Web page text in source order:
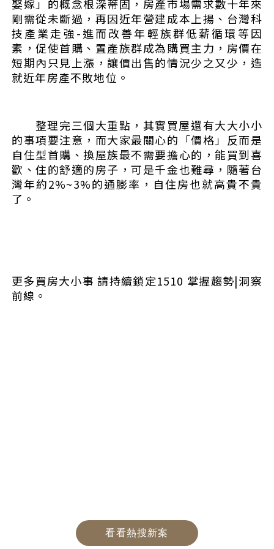
娶嫁」的概念根深蒂固，房產市場需求數十年來
剛需從未斷過，再因近年營建成本上揚、台灣科
技產業走強-進而改善年輕族群低薪循環等因
素，促使首購、置產族群成為購買主力，房價在
短期內只見上漲，讓價出售的情況少之又少，造
就近年房產不敗地位。
整理完三個大重點，其實買屋還有大大小小
的事項要注意，而大家最關心的「價格」反而是
自住型首購、換屋族最不需要擔心的，能買到喜
歡、住的舒適的房子，可是千金也難尋，隨著台
灣年約2%~3%的通膨率，自住房也就高貴不貴
了。
更多買房大小事 請持續鎖定1510 掌握趨勢|洞察
前線。
看看熱搜新案